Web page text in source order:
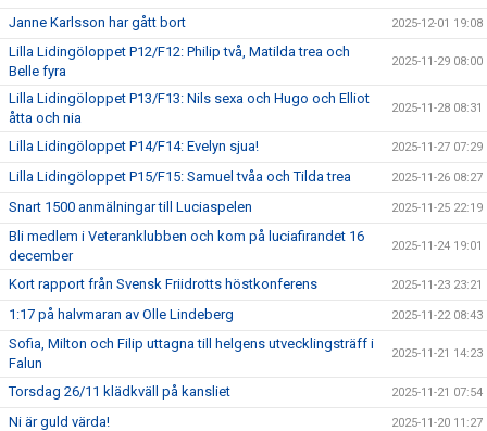
Janne Karlsson har gått bort 2025-12-01 19:08
Lilla Lidingöloppet P12/F12: Philip två, Matilda trea och
Belle fyra
2025-11-29 08:00
Lilla Lidingöloppet P13/F13: Nils sexa och Hugo och Elliot
åtta och nia
2025-11-28 08:31
Lilla Lidingöloppet P14/F14: Evelyn sjua! 2025-11-27 07:29
Lilla Lidingöloppet P15/F15: Samuel tvåa och Tilda trea 2025-11-26 08:27
Snart 1500 anmälningar till Luciaspelen 2025-11-25 22:19
Bli medlem i Veteranklubben och kom på luciafirandet 16
december
2025-11-24 19:01
Kort rapport från Svensk Friidrotts höstkonferens 2025-11-23 23:21
1:17 på halvmaran av Olle Lindeberg 2025-11-22 08:43
Sofia, Milton och Filip uttagna till helgens utvecklingsträff i
Falun
2025-11-21 14:23
Torsdag 26/11 klädkväll på kansliet 2025-11-21 07:54
Ni är guld värda! 2025-11-20 11:27